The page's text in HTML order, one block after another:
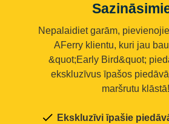
Nepalaidiet garām,
AFerry klientu, kuri jau
&quot;Early Bird&quot;
ekskluzīvus īpašos
maršrutu klāstā!
Ekskluzīvi īpašie